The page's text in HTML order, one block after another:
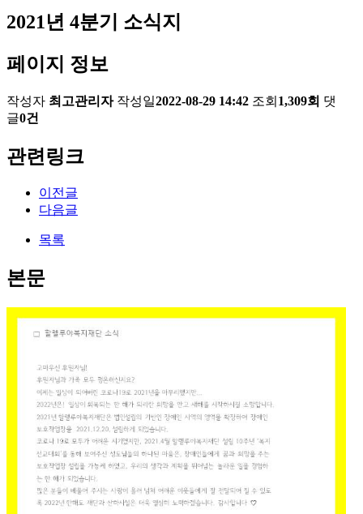
2021년 4분기 소식지
페이지 정보
작성자 최고관리자 작성일2022-08-29 14:42 조회 1,309회 댓
글0건
관련링크
이전글
다음글
목록
본문